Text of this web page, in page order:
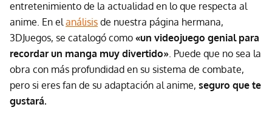
entretenimiento de la actualidad en lo que respecta al
anime. En el análisis de nuestra página hermana,
3DJuegos, se catalogó como «un videojuego genial para
recordar un manga muy divertido» . Puede que no sea la
obra con más profundidad en su sistema de combate,
pero si eres fan de su adaptación al anime, seguro que te
gustará.